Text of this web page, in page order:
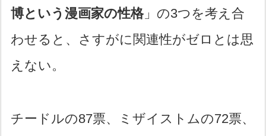
博という漫画家の性格」の3つを考え合
わせると、さすがに関連性がゼロとは思
えない。
チードルの87票、ミザイストムの72票、